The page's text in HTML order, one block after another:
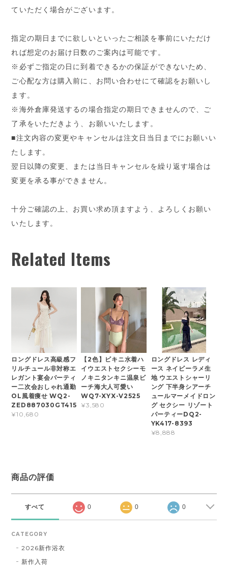
ていただく場合がございます。
指定の期日までに欲しいといったご相談を事前にいただけ
れば想定のお届け日数のご案内は可能です。
※必ずご指定の日に到着できるかの保証ができないため、
ご心配な方は購入前に、お問い合わせにて確認をお願いし
ます。
※海外倉庫発送するの場合指定の期日できませんので、ご
了承をいただきよう、お願いいたします。
■注文内容の変更やキャンセルは注文日当日までにお願いい
たします。
翌日以降の変更、または当日キャンセルを繰り返す場合は
変更を承る事ができません。
十分ご確認の上、お買い求め頂ますよう、よろしくお願い
いたします。
Related Items
ロングドレス高級感フ
リルチュール非対称エ
レガント宴会パーティ
ー二次会おしゃれ通勤
OL風着痩せ WQ2-
ZED887030GT415
¥10,680
【2色】ビキニ水着ハ
イウエストセクシーモ
ノキニタンキニ温泉ビ
ーチ海大人可愛い
WQ7-XYX-V2525
¥3,580
ロングドレス レディ
ース ネイビーラメ生
地 ウエストシャーリ
ング 下半身シアーチ
ュールマーメイドロン
グ セクシー リゾート
パーティーDQ2-
YK417-8393
¥8,888
商品の評価
すべて 0 0 0
CATEGORY
2026新作浴衣
新作入荷